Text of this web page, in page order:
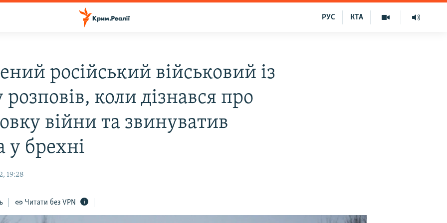
КТА
РУС
російський військовий із
коли дізнався про
війни та звинуватив
у брехні
19:28
Читати без VPN